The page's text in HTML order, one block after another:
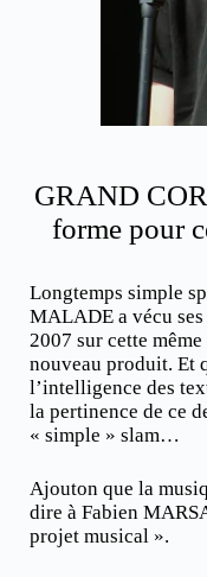
GRAND
forme pour
Longtemps simple
MALADE a vécu
2007 sur cette
nouveau produit. Et
l’intelligence des
la pertinence de ce
« simple » slam…
Ajouton que la
dire à Fabien
projet musical ».